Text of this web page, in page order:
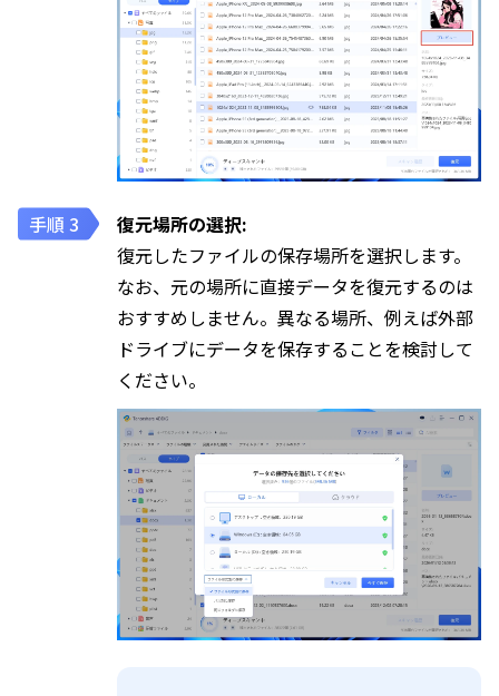
復元場所の選択:
復元したファイルの保存場所を選択します。
なお、元の場所に直接データを復元するのは
おすすめしません。異なる場所、例えば外部
ドライブにデータを保存することを検討して
ください。